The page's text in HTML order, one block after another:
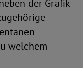
der Grafik
welchem